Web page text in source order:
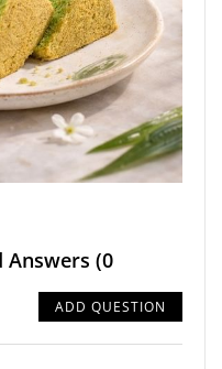
Answers (0
ADD QUESTION